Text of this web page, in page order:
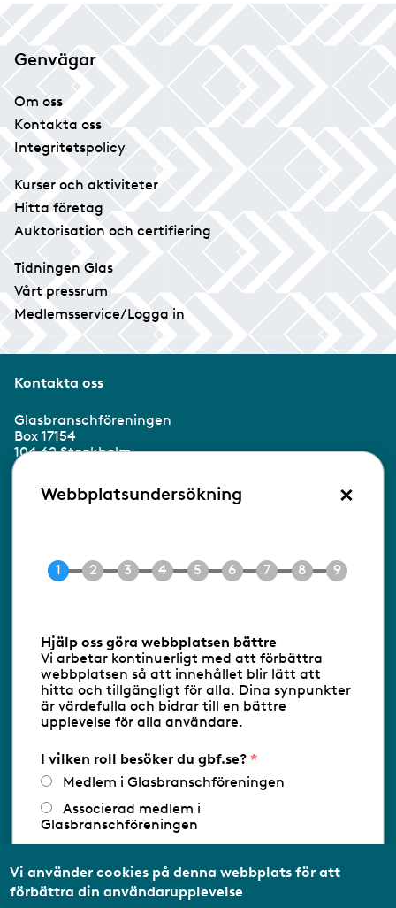
Genvägar
Om oss
Kontakta oss
Integritetspolicy
Kurser och aktiviteter
Hitta företag
Auktorisation och certifiering
Tidningen Glas
Vårt pressrum
Medlemsservice/Logga in
Kontakta oss
Glasbranschföreningen
Box 17154
104 62 Stockholm
Besöksadress:
Ringvägen 100
E-post info@gbf.se
Följ oss via RSS
Databasens namn:www.gbf.se-
Glasbranschföreningen AB - Ansvarig
utgivare: Sofia Wahlgren
Webbplatsundersökning ×
Hjälp oss göra webbplatsen bättre
Vi arbetar kontinuerligt med att förbättra
webbplatsen så att innehållet blir lätt att
hitta och tillgängligt för alla. Dina synpunkter
är värdefulla och bidrar till en bättre
upplevelse för alla användare.
I vilken roll besöker du gbf.se?
Medlem i Glasbranschföreningen
Associerad medlem i
Glasbranschföreningen
medlemsorganisation/Svenskt Näringsliv
Utbildningsaktör
Vi använder cookies på denna webbplats för att
förbättra din användarupplevelse